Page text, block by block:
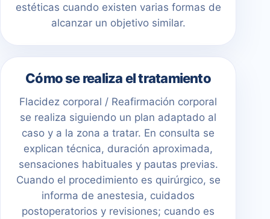
estéticas cuando existen varias formas de
alcanzar un objetivo similar.
Cómo se realiza el tratamiento
Flacidez corporal / Reafirmación corporal
se realiza siguiendo un plan adaptado al
caso y a la zona a tratar. En consulta se
explican técnica, duración aproximada,
sensaciones habituales y pautas previas.
Cuando el procedimiento es quirúrgico, se
informa de anestesia, cuidados
postoperatorios y revisiones; cuando es